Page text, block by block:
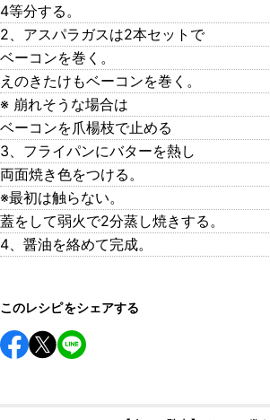
4等分する。
2、アスパラガスは2本セットで
ベーコンを巻く。
えのきたけもベーコンを巻く。
※ 崩れそうな場合は
ベーコンを爪楊枝で止める
3、フライパンにバターを熱し
両面焼き色をつける。
※最初は触らない。
蓋をして弱火で2分蒸し焼きする。
4、醤油を絡めて完成。
このレシピをシェアする